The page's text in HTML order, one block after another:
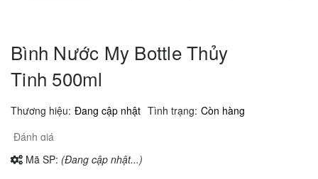
Bình Nước My Bottle Thủy
Tinh 500ml
Thương hiệu: Đang cập nhật Tình trạng: Còn hàng
Đánh giá
Mã SP: (Đang cập nhật...)